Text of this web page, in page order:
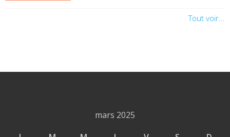
Tout voir...
mars 2025